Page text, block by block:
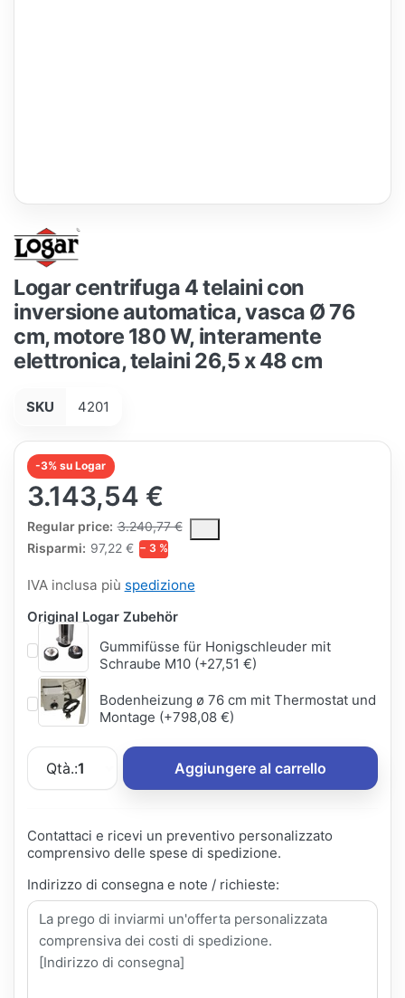
Logar centrifuga 4 telaini con
inversione automatica, vasca Ø 76
cm, motore 180 W, interamente
elettronica, telaini 26,5 x 48 cm
SKU 4201
-3% su Logar
3.143,54 €
Regular price: 3.240,77 €
The Regular Price is the median selling price paid by
Risparmi: 97,22 € − 3 %
IVA inclusa più spedizione
Original Logar Zubehör
Gummifüsse für Honigschleuder mit
Schraube M10 (+27,51 €)
Bodenheizung ø 76 cm mit Thermostat und
Montage (+798,08 €)
Qtà.:1 Aggiungere al carrello
Contattaci e ricevi un preventivo personalizzato
comprensivo delle spese di spedizione.
Indirizzo di consegna e note / richieste: